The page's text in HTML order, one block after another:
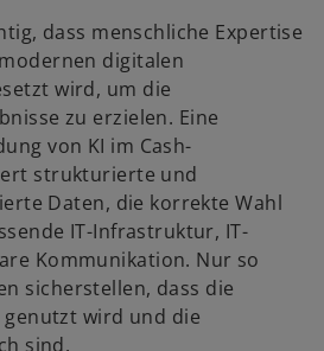
dass menschliche Expertise
digitalen
wird, um die
zu erzielen. Eine
von KI im Cash-
strukturierte und
Daten, die korrekte Wahl
IT-Infrastruktur, IT-
Kommunikation. Nur so
sicherstellen, dass die
wird und die
sind.